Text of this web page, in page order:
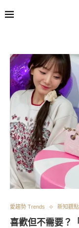
愛趨勢 Trends 新知觀點
喜歡但不需要？